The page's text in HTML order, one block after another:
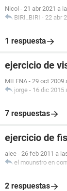
Nicol - 21 abr 2021 a
BIRI_BIRI - 22 abr
1 respuesta
ejercicio de
MILENA - 29 oct 2009
jorge - 16 dic 2015
7 respuestas
ejercicio de
alee - 26 feb 2011 a
el mounstro en
2 respuestas